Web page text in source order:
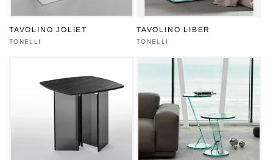
TAVOLINO JOLIET
Produttore:
TONELLI
TAVOLINO LIBER
Produttore:
TONELLI